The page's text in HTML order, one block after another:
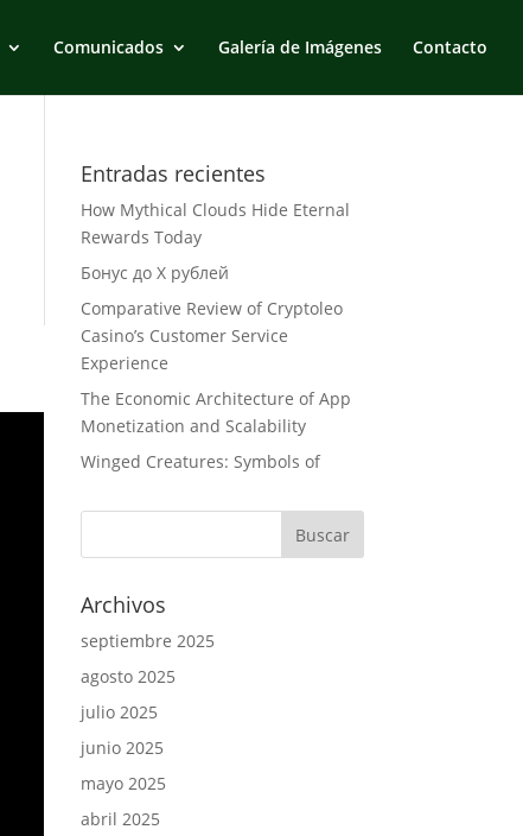
Comunicados Galería de Imágenes Contacto
Entradas recientes
How Mythical Clouds Hide Eternal
Rewards Today
Бонус до X рублей
Comparative Review of Cryptoleo
Casino’s Customer Service
Experience
The Economic Architecture of App
Monetization and Scalability
Winged Creatures: Symbols of
Archivos
septiembre 2025
agosto 2025
julio 2025
junio 2025
mayo 2025
abril 2025